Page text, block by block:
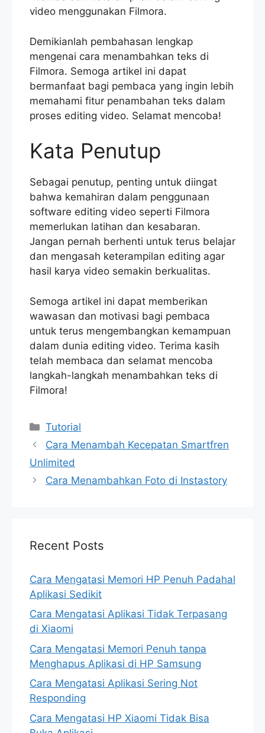
video menggunakan Filmora.
Demikianlah pembahasan lengkap
mengenai cara menambahkan teks di
Filmora. Semoga artikel ini dapat
bermanfaat bagi pembaca yang ingin lebih
memahami fitur penambahan teks dalam
proses editing video. Selamat mencoba!
Kata Penutup
Sebagai penutup, penting untuk diingat
bahwa kemahiran dalam penggunaan
software editing video seperti Filmora
memerlukan latihan dan kesabaran.
Jangan pernah berhenti untuk terus belajar
dan mengasah keterampilan editing agar
hasil karya video semakin berkualitas.
Semoga artikel ini dapat memberikan
wawasan dan motivasi bagi pembaca
untuk terus mengembangkan kemampuan
dalam dunia editing video. Terima kasih
telah membaca dan selamat mencoba
langkah-langkah menambahkan teks di
Filmora!
Categories
Tutorial
Cara Menambah Kecepatan Smartfren
Unlimited
Cara Menambahkan Foto di Instastory
Recent Posts
Cara Mengatasi Memori HP Penuh Padahal
Aplikasi Sedikit
Cara Mengatasi Aplikasi Tidak Terpasang
di Xiaomi
Cara Mengatasi Memori Penuh tanpa
Menghapus Aplikasi di HP Samsung
Cara Mengatasi Aplikasi Sering Not
Responding
Cara Mengatasi HP Xiaomi Tidak Bisa